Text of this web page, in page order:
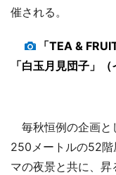
催される。
「TEA &
「白玉月見団子」（
毎秋恒例の企画と
250メートルの52階
マの夜景と共に、昇